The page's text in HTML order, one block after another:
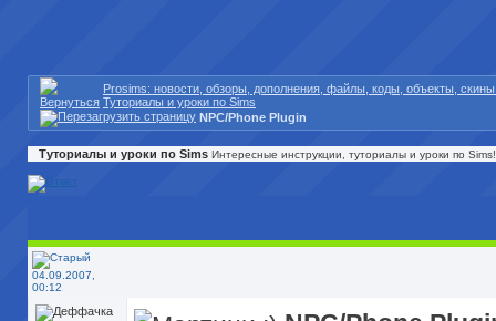
Prosims: новости, обзоры, дополнения, файлы, коды, объекты,
Туториалы и уроки по Sims
NPC/Phone Plugin
Туториалы и уроки по Sims Интересные инструкции, туториалы и уроки по
04.09.2007,
00:12